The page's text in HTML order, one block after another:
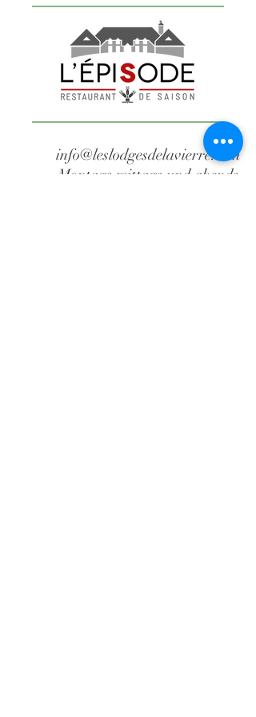
info@leslodgesdelavierre.com
Montags mittags und abends